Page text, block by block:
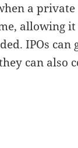
a
allowing
IPOs can
can also